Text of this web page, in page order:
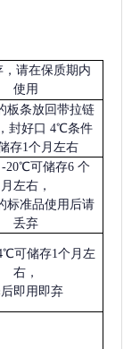
请在保质期内
使用
板条放回带拉链
封好口 4℃条件
存1个月左右
-20℃可储存6 个
月左右，
标准品使用后请
丢弃
可储存1个月左
右，
即用即弃